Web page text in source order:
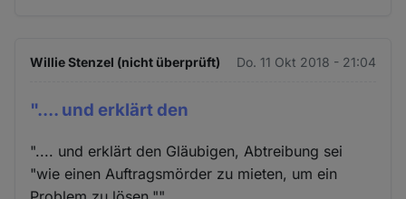
Willie Stenzel (nicht überprüft) Do. 11 Okt 2018 - 21:04
".... und erklärt den
".... und erklärt den Gläubigen, Abtreibung sei
"wie einen Auftragsmörder zu mieten, um ein